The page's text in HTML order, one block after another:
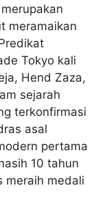
meramaikan
Tokyo kali
Hend Zaza,
sejarah
terkonfirmasi
asal
pertama
10 tahun
meraih medali